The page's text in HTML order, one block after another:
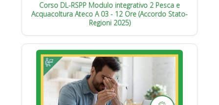
Corso DL-RSPP Modulo integrativo 2 Pesca e
Acquacoltura Ateco A 03 - 12 Ore (Accordo Stato-
Regioni 2025)